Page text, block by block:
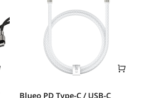
Blueo PD Type-C / USB-C